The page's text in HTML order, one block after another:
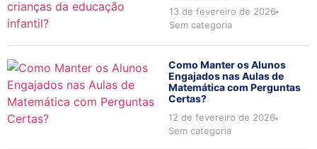
13 de fevereiro de 2026
Sem categoria
Como Manter os Alunos
Engajados nas Aulas de
Matemática com Perguntas
Certas?
12 de fevereiro de 2026
Sem categoria